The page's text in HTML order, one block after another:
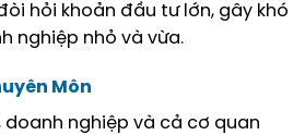
hỏi khoản đầu tư lớn, gây khó
nghiệp nhỏ và vừa.
Môn
doanh nghiệp và cả cơ quan